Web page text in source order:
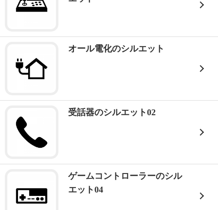
オール電化のシルエット
受話器のシルエット02
ゲームコントローラーのシル
エット04